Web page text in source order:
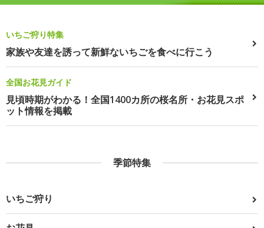
いちご狩り特集
家族や友達を誘って新鮮ないちごを食べに行こう
全国お花見ガイド
見頃時期がわかる！全国1400カ所の桜名所・お花見スポ
ット情報を掲載
季節特集
いちご狩り